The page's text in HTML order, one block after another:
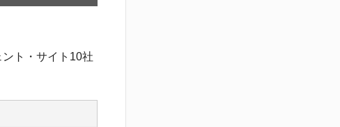
ト・サイト10社